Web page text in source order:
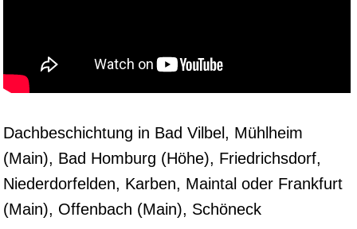
Dachbeschichtung in Bad Vilbel, Mühlheim
(Main), Bad Homburg (Höhe), Friedrichsdorf,
Niederdorfelden, Karben, Maintal oder Frankfurt
(Main), Offenbach (Main), Schöneck